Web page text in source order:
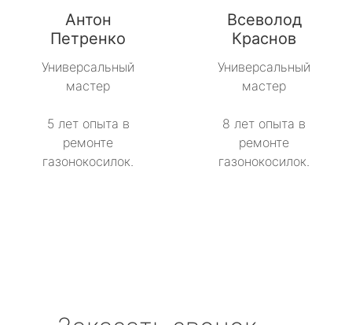
Антон
Петренко
Универсальный
мастер
5 лет опыта в
ремонте
газонокосилок.
Всеволод
Краснов
Универсальный
мастер
8 лет опыта в
ремонте
газонокосилок.